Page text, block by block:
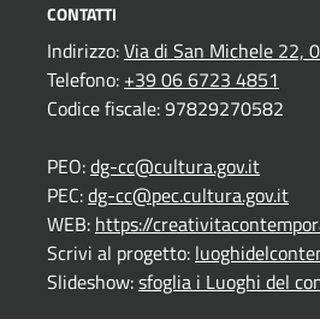
CONTATTI
Indirizzo:Via di San Michele 22,
Telefono: +39 06 6723 4851
Codice fiscale: 97829270582
PEO:dg-cc@cultura.gov.it
PEC:dg-cc@pec.cultura.gov.it
WEB: https://
Scrivi al progetto:
Slideshow:sfoglia i Luoghi del